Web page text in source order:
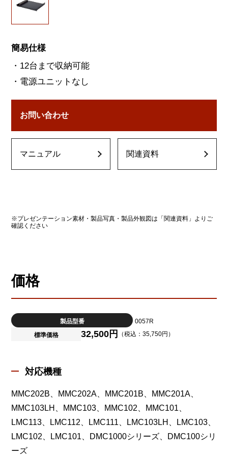
簡易仕様
・12台まで収納可能
・電源ユニットなし
お問い合わせ
マニュアル 関連資料
※プレゼンテーション素材・製品写真・製品外観図は「関連資料」よりご
確認ください
価格
製品型番
0057R
標準価格
32,500円 （税込：35,750円）
対応機種
MMC202B、MMC202A、MMC201B、MMC201A、
MMC103LH、MMC103、MMC102、MMC101、
LMC113、LMC112、LMC111、LMC103LH、LMC103、
LMC102、LMC101、DMC1000シリーズ、DMC100シリ
ーズ